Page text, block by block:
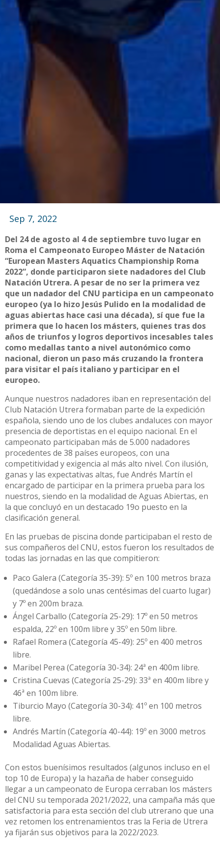
Sep 7, 2022
Del 24 de agosto al 4 de septiembre tuvo lugar en
Roma el Campeonato Europeo Máster de Natación
“European Masters Aquatics Championship Roma
2022”, donde participaron siete nadadores del Club
Natación Utrera. A pesar de no ser la primera vez
que un nadador del CNU participa en un campeonato
europeo (ya lo hizo Jesús Pulido en la modalidad de
aguas abiertas hace casi una década), sí que fue la
primera que lo hacen los másters, quienes tras dos
años de triunfos y logros deportivos incesables tales
como medallas tanto a nivel autonómico como
nacional, dieron un paso más cruzando la frontera
para visitar el país italiano y participar en el
europeo.
Aunque nuestros nadadores iban en representación del
Club Natación Utrera formaban parte de la expedición
española, siendo uno de los clubes andaluces con mayor
presencia de deportistas en el equipo nacional. En el
campeonato participaban más de 5.000 nadadores
procedentes de 38 países europeos, con una
competitividad y exigencia al más alto nivel. Con ilusión,
ganas y las expectativas altas, fue Andrés Martín el
encargado de participar en la primera prueba para los
nuestros, siendo en la modalidad de Aguas Abiertas, en
la que concluyó en un destacado 19o puesto en la
clasificación general.
En las pruebas de piscina donde participaban el resto de
sus compañeros del CNU, estos fueron los resultados de
todas las jornadas en las que compitieron:
Paco Galera (Categoría 35-39): 5º en 100 metros braza
(quedándose a solo unas centésimas del cuarto lugar)
y 7º en 200m braza.
Ángel Carballo (Categoría 25-29): 17º en 50 metros
espalda, 22º en 100m libre y 35º en 50m libre.
Rafael Romera (Categoría 45-49): 25º en 400 metros
libre.
Maribel Perea (Categoría 30-34): 24ª en 400m libre.
Cristina Cuevas (Categoría 25-29): 33ª en 400m libre y
46ª en 100m libre.
Tiburcio Mayo (Categoría 30-34): 41º en 100 metros
libre.
Andrés Martín (Categoría 40-44): 19º en 3000 metros
Modalidad Aguas Abiertas.
Con estos buenísimos resultados (algunos incluso en el
top 10 de Europa) y la hazaña de haber conseguido
llegar a un campeonato de Europa cerraban los másters
del CNU su temporada 2021/2022, una campaña más que
satisfactoria para esta sección del club utrerano que una
vez retomen los entrenamientos tras la Feria de Utrera
ya fijarán sus objetivos para la 2022/2023.